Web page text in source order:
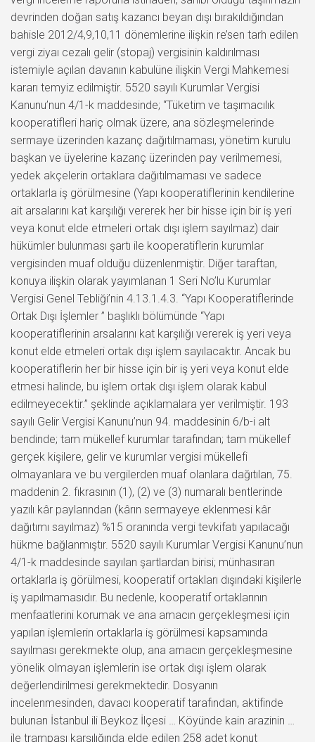
devrinden doğan satış kazancı beyan dışı bırakıldığından
bahisle 2012/4,9,10,11 dönemlerine ilişkin re’sen tarh edilen
vergi ziyaı cezalı gelir (stopaj) vergisinin kaldırılması
istemiyle açılan davanın kabulüne ilişkin Vergi Mahkemesi
kararı temyiz edilmiştir. 5520 sayılı Kurumlar Vergisi
Kanunu’nun 4/1-k maddesinde; “Tüketim ve taşımacılık
kooperatifleri hariç olmak üzere, ana sözleşmelerinde
sermaye üzerinden kazanç dağıtılmaması, yönetim kurulu
başkan ve üyelerine kazanç üzerinden pay verilmemesi,
yedek akçelerin ortaklara dağıtılmaması ve sadece
ortaklarla iş görülmesine (Yapı kooperatiflerinin kendilerine
ait arsalarını kat karşılığı vererek her bir hisse için bir iş yeri
veya konut elde etmeleri ortak dışı işlem sayılmaz) dair
hükümler bulunması şartı ile kooperatiflerin kurumlar
vergisinden muaf olduğu düzenlenmiştir. Diğer taraftan,
konuya ilişkin olarak yayımlanan 1 Seri No’lu Kurumlar
Vergisi Genel Tebliği’nin 4.13.1.4.3. “Yapı Kooperatiflerinde
Ortak Dışı İşlemler ” başlıklı bölümünde “Yapı
kooperatiflerinin arsalarını kat karşılığı vererek iş yeri veya
konut elde etmeleri ortak dışı işlem sayılacaktır. Ancak bu
kooperatiflerin her bir hisse için bir iş yeri veya konut elde
etmesi halinde, bu işlem ortak dışı işlem olarak kabul
edilmeyecektir.” şeklinde açıklamalara yer verilmiştir. 193
sayılı Gelir Vergisi Kanunu’nun 94. maddesinin 6/b-i alt
bendinde; tam mükellef kurumlar tarafından; tam mükellef
gerçek kişilere, gelir ve kurumlar vergisi mükellefi
olmayanlara ve bu vergilerden muaf olanlara dağıtılan, 75.
maddenin 2. fıkrasının (1), (2) ve (3) numaralı bentlerinde
yazılı kâr paylarından (kârın sermayeye eklenmesi kâr
dağıtımı sayılmaz) %15 oranında vergi tevkifatı yapılacağı
hükme bağlanmıştır. 5520 sayılı Kurumlar Vergisi Kanunu’nun
4/1-k maddesinde sayılan şartlardan birisi; münhasıran
ortaklarla iş görülmesi, kooperatif ortakları dışındaki kişilerle
iş yapılmamasıdır. Bu nedenle, kooperatif ortaklarının
menfaatlerini korumak ve ana amacın gerçekleşmesi için
yapılan işlemlerin ortaklarla iş görülmesi kapsamında
sayılması gerekmekte olup, ana amacın gerçekleşmesine
yönelik olmayan işlemlerin ise ortak dışı işlem olarak
değerlendirilmesi gerekmektedir. Dosyanın
incelenmesinden, davacı kooperatif tarafından, aktifinde
bulunan İstanbul ili Beykoz İlçesi … Köyünde kain arazinin …
ile trampası karşılığında elde edilen 258 adet konut